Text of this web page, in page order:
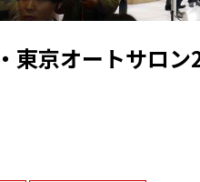
東京オートサロ